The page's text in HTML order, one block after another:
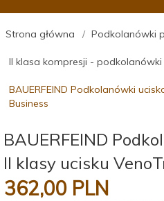
Strona główna Podkolanówki
II klasa kompresji -
BAUERFEIND Podkolanówki
Business
BAUERFEIND
II klasy ucisku
362,00 PLN